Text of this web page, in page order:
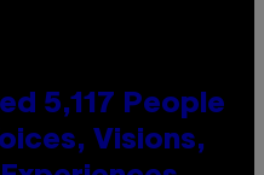
5,117 People
Visions,